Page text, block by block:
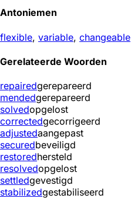
Antoniemen
flexible, variable, changeable
Gerelateerde Woorden
repairedgerepareerd
mendedgerepareerd
solvedopgelost
correctedgecorrigeerd
adjustedaangepast
securedbeveiligd
restoredhersteld
resolvedopgelost
settledgevestigd
stabilizedgestabiliseerd